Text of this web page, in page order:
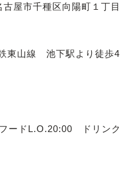
屋市千種区向陽町１丁目
東山線 池下駅より徒歩4
ードL.O.20:00 ドリンク